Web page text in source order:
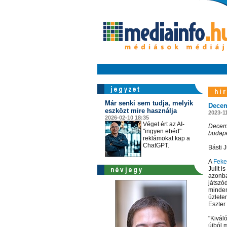
Már senki sem tudja, melyik
eszközt mire használja
2026-02-10 18:35
Véget ért az AI-
"ingyen ebéd":
reklámokat kap a
ChatGPT.
2023-
Básti
A
Julit is
újból